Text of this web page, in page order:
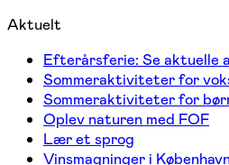
Aktuelt
Efterårsferie: Se aktuelle
Sommeraktiviteter for
Sommeraktiviteter for
Oplev naturen med FOF
Lær et sprog
Vinsmagninger i